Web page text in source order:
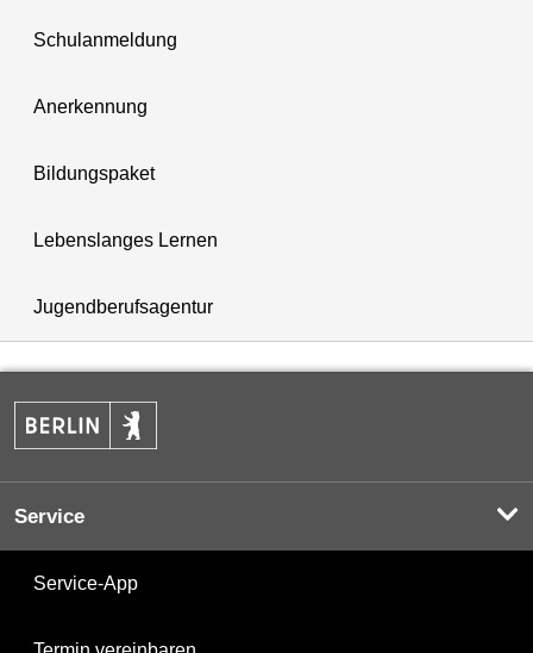
Schulanmeldung
Anerkennung
Bildungspaket
Lebenslanges Lernen
Jugendberufsagentur
Service
Service-App